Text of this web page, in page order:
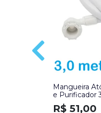
Mangueira
e Purificador
R$ 51,00